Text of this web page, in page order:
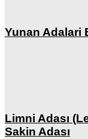
Yunan Adalari
Limni Adası
Sakin Adası